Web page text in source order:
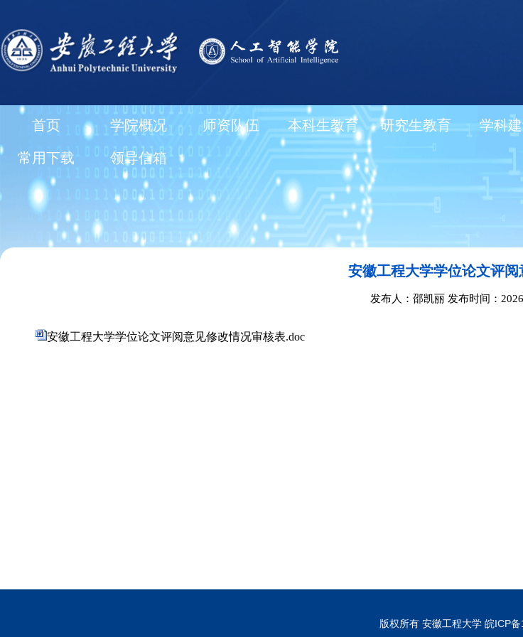
首页 学院概况 师资队伍 本科生教育 研究生教育 学科
常用下载 领导信箱
安徽工程大学学位论文评
发布人：邵凯丽 发布时间：
安徽工程大学学位论文评阅意见修改情况审核表.doc
版权所有 安徽工程大学 皖ICP